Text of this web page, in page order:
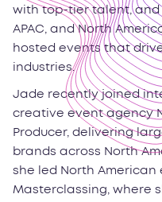
with top-tier talent, and
APAC, and North
hosted events that
industries.
Jade recently joined
creative event agency
Producer, delivering
brands across North
she led North
Masterclassing, where